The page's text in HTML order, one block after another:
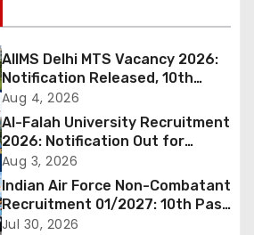
AIIMS Delhi MTS Vacancy 2026:
Notification Released, 10th
Pass Candidates Can Apply
Through Email
Aug 4, 2026
Al-Falah University Recruitment
2026: Notification Out for
Nursing, Paramedical &
Supporting Staff Posts, Apply
Through Email
Aug 3, 2026
Indian Air Force Non-Combatant
Recruitment 01/2027: 10th Pass
Candidates Can Apply Offline,
Jul 30, 2026